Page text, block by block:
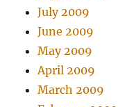
July 2009
June 2009
May 2009
April 2009
March 2009